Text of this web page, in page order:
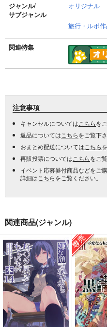
ジャンル/
サブジャンル
オリジナル
旅行・ルポ
関連特集
注意事項
キャンセルについては こちらを
返品については こちらをご覧下さ
おまとめ配送については こちら
再販投票については こちらをご
イベント応募券付商品などをご
詳細は こちらをご覧ください。
関連商品(ジャンル)